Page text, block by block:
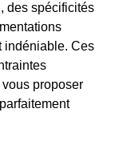
des spécificités
indéniable. Ces
proposer